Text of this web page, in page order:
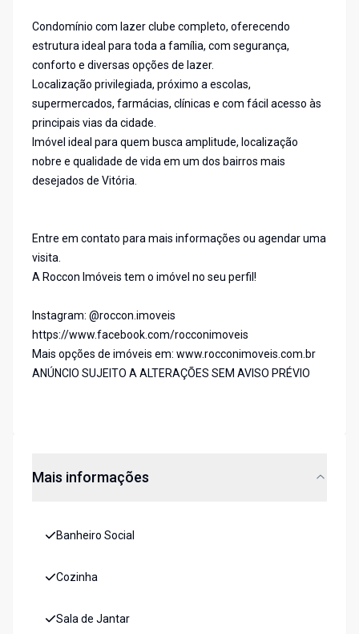
Condomínio com lazer clube completo, oferecendo
estrutura ideal para toda a família, com segurança,
conforto e diversas opções de lazer.
Localização privilegiada, próximo a escolas,
supermercados, farmácias, clínicas e com fácil acesso às
principais vias da cidade.
Imóvel ideal para quem busca amplitude, localização
nobre e qualidade de vida em um dos bairros mais
desejados de Vitória.
Entre em contato para mais informações ou agendar uma
visita.
A Roccon Imóveis tem o imóvel no seu perfil!
Instagram: @roccon.imoveis
https://www.facebook.com/rocconimoveis
Mais opções de imóveis em: www.rocconimoveis.com.br
ANÚNCIO SUJEITO A ALTERAÇÕES SEM AVISO PRÉVIO
Mais informações
Banheiro Social
Cozinha
Sala de Jantar